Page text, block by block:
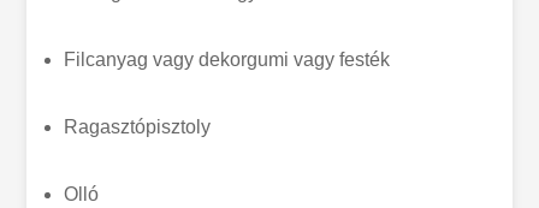
Filcanyag vagy dekorgumi vagy festék
Ragasztópisztoly
Olló